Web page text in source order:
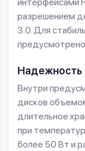
разрешением
3.0. Для
Надежность
Внутри
дисков
длительное
при
более 50 Вт и